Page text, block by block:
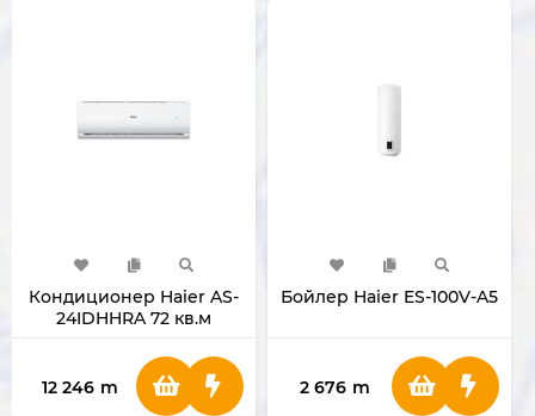
Кондиционер Haier AS-
24IDHHRA 72 кв.м
12 246 m
Бойлер Haier ES-100V-A5
2 676 m